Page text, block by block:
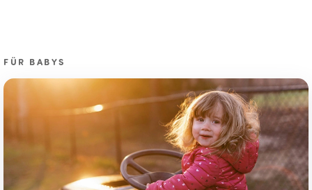
FÜR BABYS